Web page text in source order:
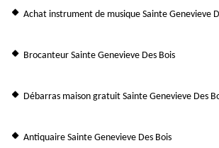
Achat instrument de musique Sainte Genevieve
Brocanteur Sainte Genevieve Des Bois
Débarras maison gratuit Sainte Genevieve Des
Antiquaire Sainte Genevieve Des Bois